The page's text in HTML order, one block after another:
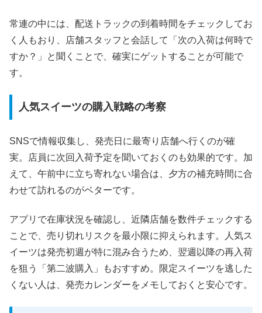
常連の中には、配送トラックの到着時間をチェックしてお
く人もおり、店舗スタッフと会話して「次の入荷は何時で
すか？」と聞くことで、確実にゲットすることが可能で
す。
人気スイーツの購入戦略の考察
SNSで情報収集し、発売日に最寄り店舗へ行くのが確
実。店員に次回入荷予定を聞いておくのも効果的です。加
えて、午前中に立ち寄れない場合は、夕方の補充時間に合
わせて訪れるのがベターです。
アプリで在庫状況を確認し、近隣店舗を数件チェックする
ことで、売り切れリスクを最小限に抑えられます。人気ス
イーツは発売初週が特に混み合うため、翌週以降の再入荷
を狙う「第二波購入」もおすすめ。限定スイーツを逃した
くない人は、発売カレンダーをメモしておくと安心です。